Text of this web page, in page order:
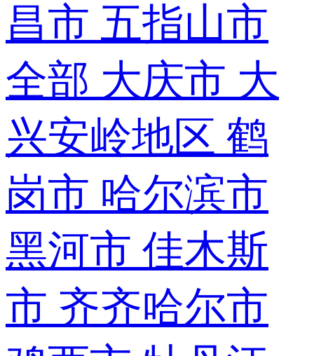
昌市 五指山市
全部 大庆市 大
兴安岭地区 鹤
岗市 哈尔滨市
黑河市 佳木斯
市 齐齐哈尔市